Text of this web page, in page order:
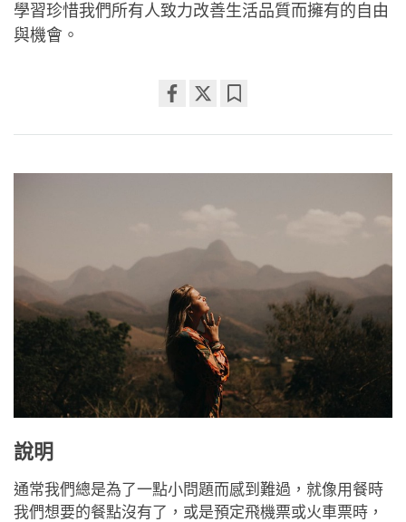
學習珍惜我們所有人致力改善生活品質而擁有的自由
與機會。
on
說明
通常我們總是為了一點小問題而感到難過，就像用餐時
我們想要的餐點沒有了，或是預定飛機票或火車票時，